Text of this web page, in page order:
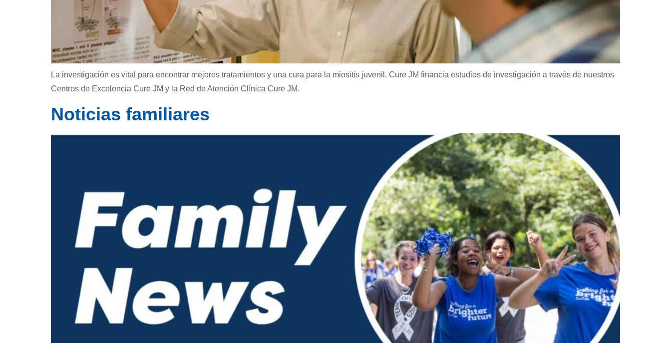
La investigación es vital para encontrar mejores tratamientos y una cura para la miositis juvenil. Cure JM financia estudios de investigación a través de nuestros
Centros de Excelencia Cure JM y la Red de Atención Clínica Cure JM.
Noticias familiares